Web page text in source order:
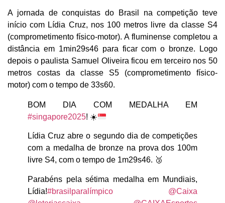
A jornada de conquistas do Brasil na competição teve
início com Lídia Cruz, nos 100 metros livre da classe S4
(comprometimento físico-motor). A fluminense completou a
distância em 1min29s46 para ficar com o bronze. Logo
depois o paulista Samuel Oliveira ficou em terceiro nos 50
metros costas da classe S5 (comprometimento físico-
motor) com o tempo de 33s60.
BOM DIA COM MEDALHA EM
#singapore2025! ☀️
Lídia Cruz abre o segundo dia de competições
com a medalha de bronze na prova dos 100m
livre S4, com o tempo de 1m29s46. 🥉
Parabéns pela sétima medalha em Mundiais,
Lídia!#brasilparalímpico
@Caixa